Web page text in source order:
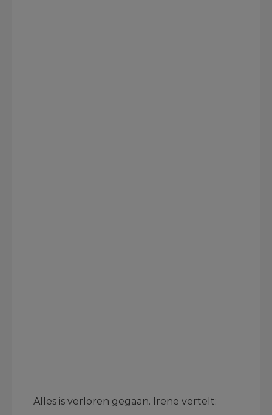
Alles is verloren gegaan. Irene vertelt: